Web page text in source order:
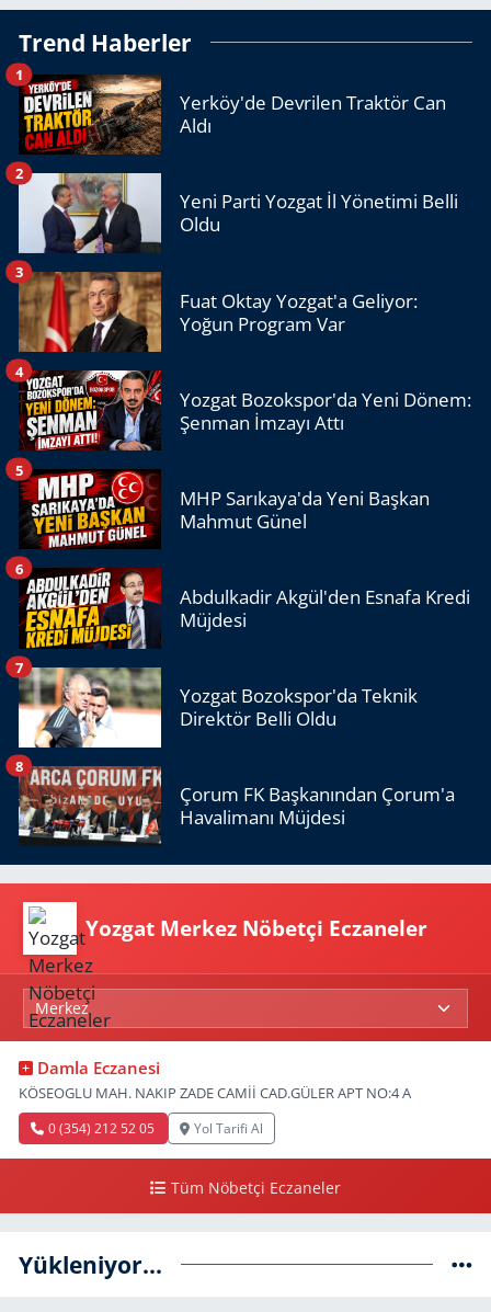
Trend Haberler
Yerköy'de Devrilen Traktör Can
Aldı
1
Yeni Parti Yozgat İl Yönetimi Belli
Oldu
2
Fuat Oktay Yozgat'a Geliyor:
Yoğun Program Var
3
Yozgat Bozokspor'da Yeni Dönem:
Şenman İmzayı Attı
4
MHP Sarıkaya'da Yeni Başkan
Mahmut Günel
5
Abdulkadir Akgül'den Esnafa Kredi
Müjdesi
6
Yozgat Bozokspor'da Teknik
Direktör Belli Oldu
7
Çorum FK Başkanından Çorum'a
Havalimanı Müjdesi
8
Yozgat Merkez Nöbetçi Eczaneler
Damla Eczanesi
KÖSEOGLU MAH. NAKIP ZADE CAMİİ CAD.GÜLER APT NO:4 A
0 (354) 212 52 05 Yol Tarifi Al
Tüm Nöbetçi Eczaneler
Yükleniyor...